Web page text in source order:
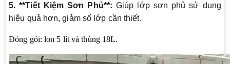
5. **Tiết Kiệm Sơn Phủ**: Giúp lớp sơn phủ sử dụng
hiệu quả hơn, giảm số lớp cần thiết.
Đóng gói: lon 5 lít và thùng 18L.